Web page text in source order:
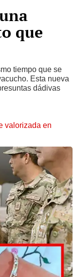
que
tiempo que se
Esta nueva
dádivas
valorizada en